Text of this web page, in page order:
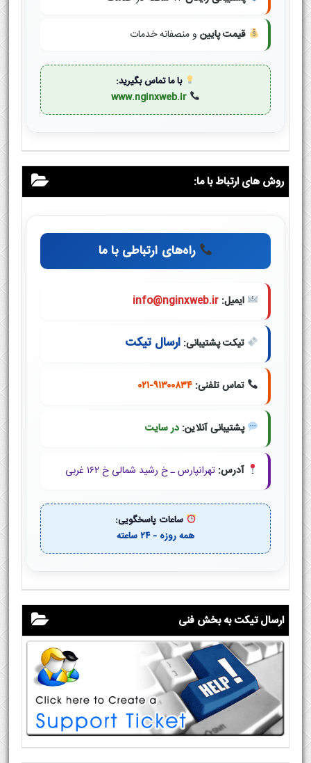
قیمت پایین و منصفانه خدمات
با ما تماس بگیرید:
www.nginxweb.ir
روش های ارتباط با ما:
راه‌های ارتباطی با ما
ایمیل: info@nginxweb.ir
تیکت پشتیبانی: ارسال تیکت
تماس تلفنی: ۰۲۱-۹۱۳۰۰۸۳۴
پشتیبانی آنلاین: در سایت
آدرس: تهرانپارس ـ خ رشید شمالی خ ۱۶۲ غربی
ساعات پاسخگویی:
همه روزه - ۲۴ ساعته
ارسال تیکت به بخش فنی